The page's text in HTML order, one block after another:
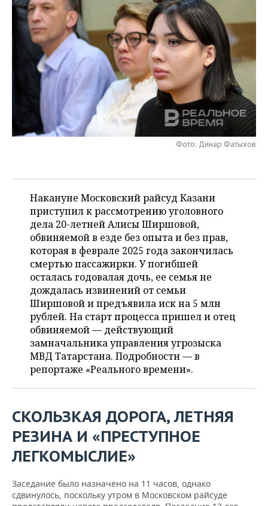
КОМУ ПРИНАДЛЕЖАТ
ТОРГОВЫЕ ЦЕНТРЫ
ТАТАРСТАНА
БЮДЖЕТ
ИНВЕСТИЦИИ
МАШИНОСТРОЕНИЕ
НЕФТЕХИМИЯ
НЕФТЬ
ЭНЕРГЕТИКА
НОВОСТИ АВТО
БИЗНЕС
НОВОСТИ БИЗНЕСА
РОЗНИЧНАЯ ТОРГОВЛЯ
ТРАНСПОРТ
УСЛУГИ
ТЕХНОЛОГИИ
НОВОСТИ ТЕХНОЛОГИЙ
МЕДИА
МЕРОПРИЯТИЯ
НОВОСТИ МЕРОПРИЯТИЙ
ВЫЕЗДНАЯ РЕДАКЦИЯ
ОТКРЫТАЯ ЛЕКЦИЯ
СПОРТ
НОВОСТИ СПОРТА
БАСКЕТБОЛ
ВОЛЕЙБОЛ
КИБЕРСПОРТ
ФИГУРНОЕ КАТАНИЕ
ВОДНЫЕ ВИДЫ СПОРТА
ОБЩЕСТВО
ИНФРАСТРУКТУРА
ИСТОРИЯ
КУЛЬТУРА
МЕДИЦИНА
ОБРАЗОВАНИЕ
СПРАВОЧНИК
СПИСОК ПЕРСОН
СПИСОК КОМПАНИЙ
ПОЛНАЯ ВЕРСИЯ
Фото: Динар Фатыхов
Накануне Московский райсуд Казани
приступил к рассмотрению уголовного
дела 20-летней Алисы Ширшовой,
обвиняемой в езде без опыта и без прав,
которая в феврале 2025 года закончилась
смертью пассажирки. У погибшей
осталась годовалая дочь, ее семья не
дождалась извинений от семьи
Ширшовой и предъявила иск на 5 млн
рублей. На старт процесса пришел и отец
обвиняемой — действующий
замначальника управления угрозыска
МВД Татарстана. Подробности — в
репортаже «Реального времени».
СКОЛЬЗКАЯ ДОРОГА, ЛЕТНЯЯ
РЕЗИНА И «ПРЕСТУПНОЕ
ЛЕГКОМЫСЛИЕ»
Заседание было назначено на 11 часов, однако
сдвинулось, поскольку утром в Московском райсуде